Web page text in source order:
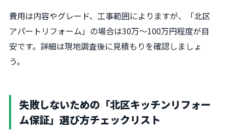
費用は内容やグレード、工事範囲によりますが、「北区
アパートリフォーム」の場合は30万〜100万円程度が目
安です。詳細は現地調査後に見積もりを確認しましょ
う。
失敗しないための「北区キッチンリフォー
ム保証」選び方チェックリスト